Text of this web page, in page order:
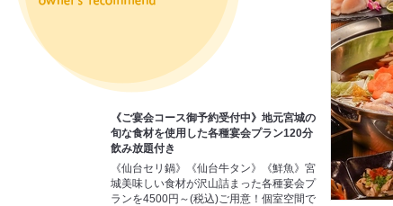
《ご宴会コース御予約受付中》地元宮城の
旬な食材を使用した各種宴会プラン120分
飲み放題付き
《仙台セリ鍋》《仙台牛タン》《鮮魚》宮
城美味しい食材が沢山詰まった各種宴会プ
ランを4500円～(税込)ご用意！個室空間で